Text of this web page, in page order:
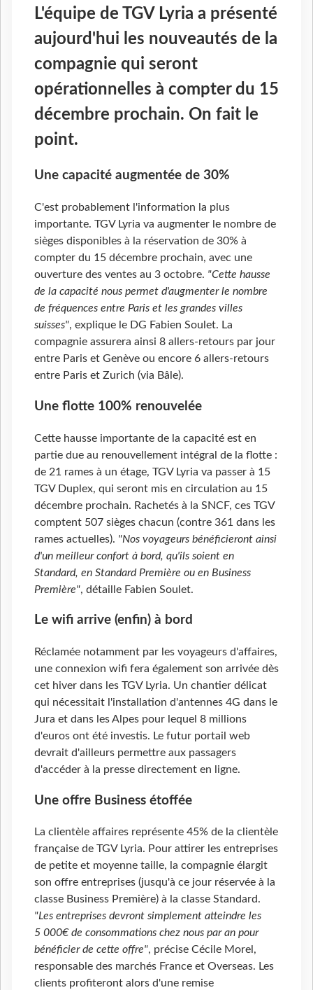
L'équipe de TGV Lyria a présenté
aujourd'hui les nouveautés de la
compagnie qui seront
opérationnelles à compter du 15
décembre prochain. On fait le
point.
Une capacité augmentée de 30%
C'est probablement l'information la plus
importante. TGV Lyria va augmenter le nombre de
sièges disponibles à la réservation de 30% à
compter du 15 décembre prochain, avec une
ouverture des ventes au 3 octobre. "Cette hausse
de la capacité nous permet d'augmenter le nombre
de fréquences entre Paris et les grandes villes
suisses", explique le DG Fabien Soulet. La
compagnie assurera ainsi 8 allers-retours par jour
entre Paris et Genève ou encore 6 allers-retours
entre Paris et Zurich (via Bâle).
Une flotte 100% renouvelée
Cette hausse importante de la capacité est en
partie due au renouvellement intégral de la flotte :
de 21 rames à un étage, TGV Lyria va passer à 15
TGV Duplex, qui seront mis en circulation au 15
décembre prochain. Rachetés à la SNCF, ces TGV
comptent 507 sièges chacun (contre 361 dans les
rames actuelles). "Nos voyageurs bénéficieront ainsi
d'un meilleur confort à bord, qu'ils soient en
Standard, en Standard Première ou en Business
Première", détaille Fabien Soulet.
Le wifi arrive (enfin) à bord
Réclamée notamment par les voyageurs d'affaires,
une connexion wifi fera également son arrivée dès
cet hiver dans les TGV Lyria. Un chantier délicat
qui nécessitait l'installation d'antennes 4G dans le
Jura et dans les Alpes pour lequel 8 millions
d'euros ont été investis. Le futur portail web
devrait d'ailleurs permettre aux passagers
d'accéder à la presse directement en ligne.
Une offre Business étoffée
La clientèle affaires représente 45% de la clientèle
française de TGV Lyria. Pour attirer les entreprises
de petite et moyenne taille, la compagnie élargit
son offre entreprises (jusqu'à ce jour réservée à la
classe Business Première) à la classe Standard.
"Les entreprises devront simplement atteindre les
5 000€ de consommations chez nous par an pour
bénéficier de cette offre", précise Cécile Morel,
responsable des marchés France et Overseas. Les
clients profiteront alors d'une remise